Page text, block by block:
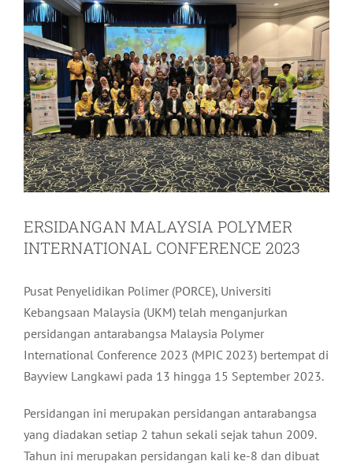
ERSIDANGAN MALAYSIA POLYMER
INTERNATIONAL CONFERENCE 2023
Pusat Penyelidikan Polimer (PORCE), Universiti
Kebangsaan Malaysia (UKM) telah menganjurkan
persidangan antarabangsa Malaysia Polymer
International Conference 2023 (MPIC 2023) bertempat di
Bayview Langkawi pada 13 hingga 15 September 2023.
Persidangan ini merupakan persidangan antarabangsa
yang diadakan setiap 2 tahun sekali sejak tahun 2009.
Tahun ini merupakan persidangan kali ke-8 dan dibuat